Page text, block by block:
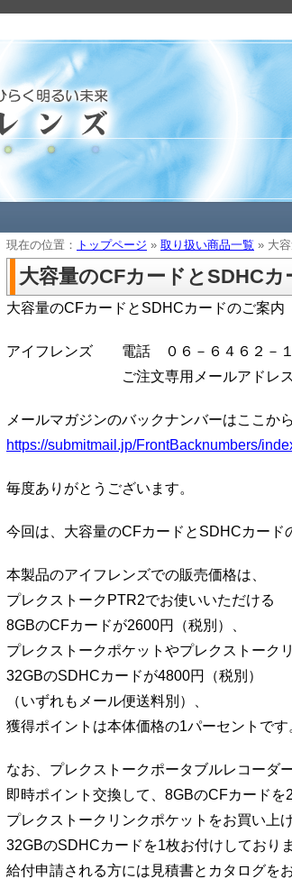
現在の位置： トップページ » 取り扱い商品一覧 » 大
大容量のCFカードとSDHCカ
大容量のCFカードとSDHCカードのご案内
アイフレンズ 電話 ０６－６４６２－１
ご注文専用メールアドレ
メールマガジンのバックナンバーはここから
https://submitmail.jp/FrontBacknumbers/
毎度ありがとうございます。
今回は、大容量のCFカードとSDHCカード
本製品のアイフレンズでの販売価格は、
プレクストークPTR2でお使いいただける
8GBのCFカードが2600円（税別）、
プレクストークポケットやプレクストーク
32GBのSDHCカードが4800円（税別）
（いずれもメール便送料別）、
獲得ポイントは本体価格の1パーセントです
なお、プレクストークポータブルレコーダ
即時ポイント交換して、8GBのCFカードを
プレクストークリンクポケットをお買い上
32GBのSDHCカードを1枚お付けしておりま
給付申請される方には見積書とカタログを